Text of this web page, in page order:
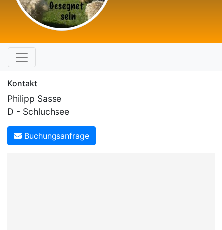
Kontakt
Philipp Sasse
D - Schluchsee
Buchungsanfrage